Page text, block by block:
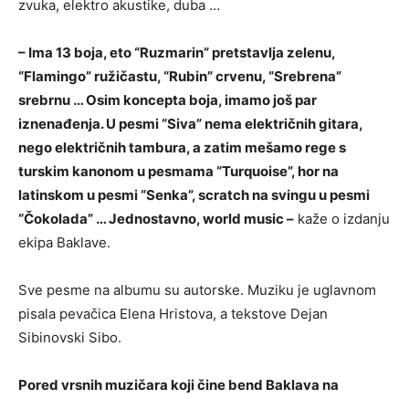
zvuka, elektro akustike, duba …
– Ima 13 boja, eto “Ruzmarin” pretstavlja zelenu,
“Flamingo” ružičastu, “Rubin” crvenu, “Srebrena”
srebrnu … Osim koncepta boja, imamo još par
iznenađenja. U pesmi “Siva” nema električnih gitara,
nego električnih tambura, a zatim mešamo rege s
turskim kanonom u pesmama “Turquoise”, hor na
latinskom u pesmi “Senka”, scratch na svingu u pesmi
“Čokolada” … Jednostavno, world music – kaže o izdanju
ekipa Baklave.
Sve pesme na albumu su autorske. Muziku je uglavnom
pisala pevačica Elena Hristova, a tekstove Dejan
Sibinovski Sibo.
Pored vrsnih muzičara koji čine bend Baklava na